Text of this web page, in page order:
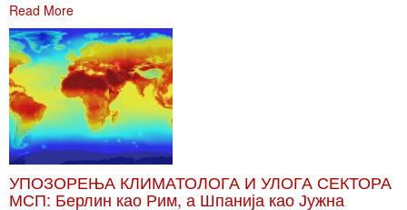
Read More
УПОЗОРЕЊА КЛИМАТОЛОГА И УЛОГА СЕКТОРА
МСП: Берлин као Рим, а Шпанија као Јужна